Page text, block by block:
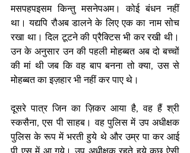
मसपहपइसम किन्तु मसनेपअम। कोई बंधन नहीं
था। यद्यपि रौअब डालने के लिए एक का नाम सोच
रखा था। दिल टूटने की प्रैक्टिस भी कर रखी थी।
उन के अनुसार उन की पहली मोहब्बत अब दो बच्चों
की मां थी जब कि वह बाप बनना तो क्या, उस से
मोहब्बत का इज़हार भी नहीं कर पाए थे।
दूसरे पात्र जिन का ज़िकर आया है, वह हैं श्री
स्कसैना, एस पी साहब। वह पुलिस में उप अधीक्षक
पुलिस के रूप में भरती हुये थे और उम्र पा कर आई
पी एस में आ गये। उप अधीक्षक रहते हुये कुछ ऐसी